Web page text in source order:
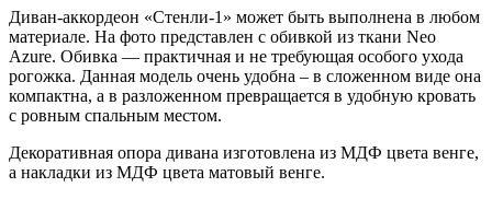
Диван-аккордеон «Стенли-1» может быть выполнена в любом
материале. На фото представлен с обивкой из ткани Neo
Azure. Обивка — практичная и не требующая особого ухода
рогожка. Данная модель очень удобна – в сложенном виде она
компактна, а в разложенном превращается в удобную кровать
с ровным спальным местом.
Декоративная опора дивана изготовлена из МДФ цвета венге,
а накладки из МДФ цвета матовый венге.